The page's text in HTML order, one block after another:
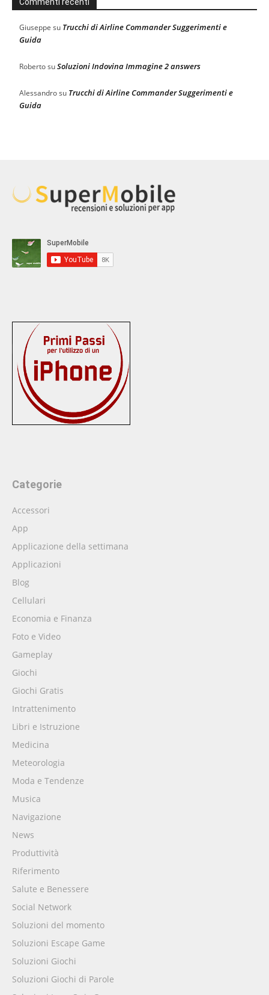
Giuseppe su Trucchi di Airline Commander Suggerimenti e
Guida
RobertosuSoluzioni Indovina Immagine 2 answers
Alessandrosu Trucchi di Airline Commander Suggerimenti e
Guida
Categorie
Accessori
App
Applicazione della settimana
Applicazioni
Blog
Cellulari
Economia e Finanza
Foto e Video
Gameplay
Giochi
Giochi Gratis
Intrattenimento
Libri e Istruzione
Medicina
Meteorologia
Moda e Tendenze
Musica
Navigazione
News
Produttività
Riferimento
Salute e Benessere
Social Network
Soluzioni del momento
Soluzioni Escape Game
Soluzioni Giochi
Soluzioni Giochi di Parole